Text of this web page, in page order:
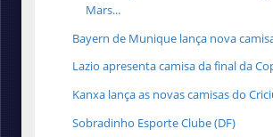
Mars...
Bayern de Munique lança nova
Lazio apresenta camisa da final da
Kanxa lança as novas camisas do
Sobradinho Esporte Clube (DF)